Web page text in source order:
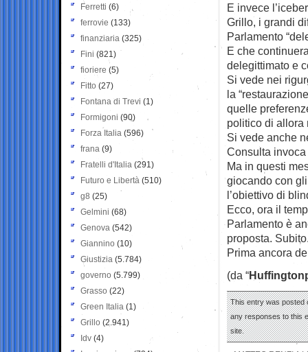
E invece
Grillo, i grandi
Parlamento
E che
delegittimato e
Si vede nei
la
quelle
politico di allora
Si vede anche
Consulta
Ma in questi
giocando con
l’obiettivo di
Ecco, ora il
Parlamento è
proposta.
Prima ancora
(da “
This entry was posted
any responses to this
site.
Ferretti (6)
ferrovie (133)
finanziaria (325)
Fini (821)
fioriere (5)
Fitto (27)
Fontana di Trevi (1)
Formigoni (90)
Forza Italia (596)
frana (9)
Fratelli d'Italia (291)
Futuro e Libertà (510)
g8 (25)
Gelmini (68)
Genova (542)
Giannino (10)
Giustizia (5.784)
governo (5.799)
Grasso (22)
Green Italia (1)
Grillo (2.941)
Idv (4)